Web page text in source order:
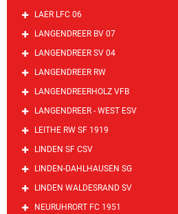
LAER LFC 06
LANGENDREER BV 07
LANGENDREER SV 04
LANGENDREER RW
LANGENDREERHOLZ VFB
LANGENDREER - WEST ESV
LEITHE RW SF 1919
LINDEN SF CSV
LINDEN-DAHLHAUSEN SG
LINDEN WALDESRAND SV
NEURUHRORT FC 1951